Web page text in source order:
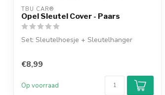
TBU CAR®
Opel Sleutel Cover - Paars
Set: Sleutelhoesje + Sleutelhanger
€8,99
Op voorraad